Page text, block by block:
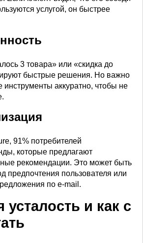
услугой, он быстрее
3 товара» или «скидка до
быстрые решения. Но важно
инструменты аккуратно, чтобы не
91% потребителей
которые предлагают
рекомендации. Это может быть
предпочтения пользователя или
по e-mail.
и как с